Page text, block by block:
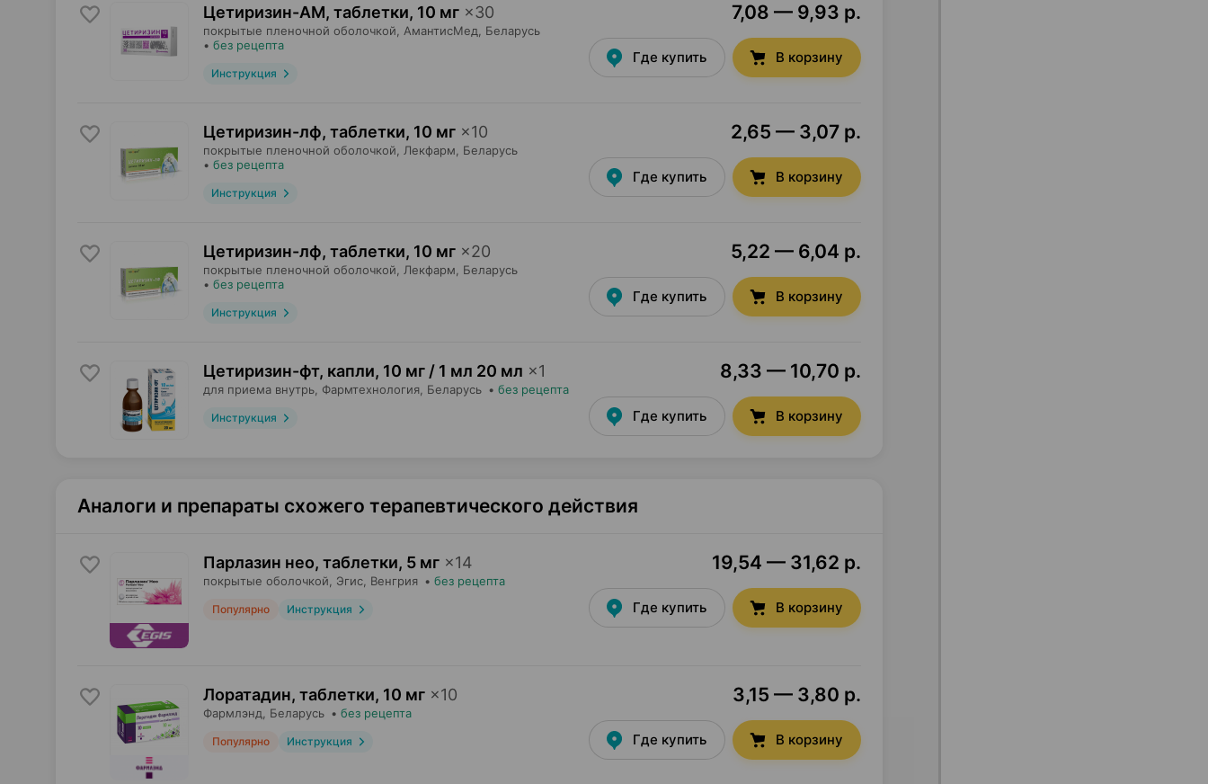
Цетиризин-АМ, таблетки, 10 мг ×30
покрытые пленочной оболочкой, АмантисМед , Беларусь
• без рецепта
Инструкция
7,08 — 9,93 р.
Где купить В корзину
Цетиризин-лф, таблетки, 10 мг ×10
покрытые пленочной оболочкой, Лекфарм , Беларусь
• без рецепта
Инструкция
2,65 — 3,07 р.
Где купить В корзину
Цетиризин-лф, таблетки, 10 мг ×20
покрытые пленочной оболочкой, Лекфарм , Беларусь
• без рецепта
Инструкция
5,22 — 6,04 р.
Где купить В корзину
Цетиризин-фт, капли, 10 мг / 1 мл 20 мл ×1
для приема внутрь, Фармтехнология , Беларусь • без рецепта
Инструкция
8,33 — 10,70 р.
Где купить В корзину
Аналоги и препараты схожего терапевтического действия
Парлазин нео, таблетки, 5 мг ×14
покрытые оболочкой, Эгис , Венгрия • без рецепта
Популярно Инструкция
19,54 — 31,62 р.
Где купить В корзину
Лоратадин, таблетки, 10 мг ×10
Фармлэнд , Беларусь • без рецепта
Популярно Инструкция
3,15 — 3,80 р.
Где купить В корзину